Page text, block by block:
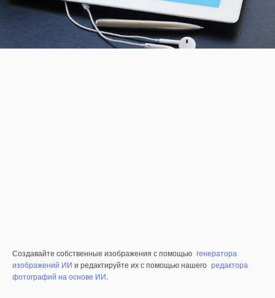
Создавайте собственные изображения с помощью генератора
изображений ИИ и редактируйте их с помощью нашего редактора
фотографий на основе ИИ.